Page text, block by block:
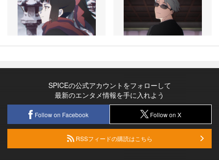
SPICEの公式アカウントをフォローして
最新のエンタメ情報を手に入れよう
Follow on Facebook Follow on X
RSSフィードの購読はこちら